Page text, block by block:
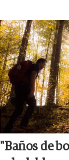
"Baños de